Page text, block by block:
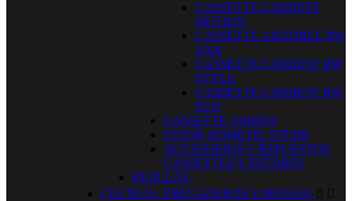
CASSETTE CARBEST
MOTION
CASSETTE ABATIBLE RW
VAN
CASSETTE CARBEST RW
STYLE
CASSETTE CARBEST RW
ECO
CASSETTE VARIOS
ESTOR DOMETIC S7P-PB
ACCESORIOS Y REPUESTOS
CASSETTES Y ESTORES
REJILLAS
COCINAS, FREGADEROS Y MENAJE  